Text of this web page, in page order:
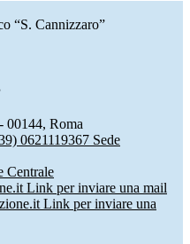
“S. Cannizzaro”
00144, Roma
0621119367 Sede
Centrale
Link per inviare una mail
Link per inviare una